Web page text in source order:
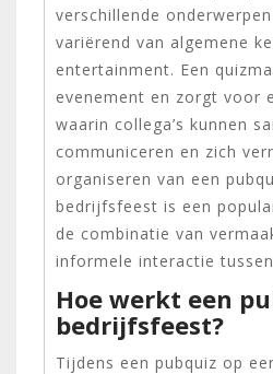
verschillende
variërend van algemene
entertainment. Een
evenement en zorgt voor
waarin collega’s kunnen
communiceren en zich
organiseren van een
bedrijfsfeest is een
de combinatie van
informele interactie tussen
Hoe werkt een
bedrijfsfeest?
Tijdens een pubquiz op